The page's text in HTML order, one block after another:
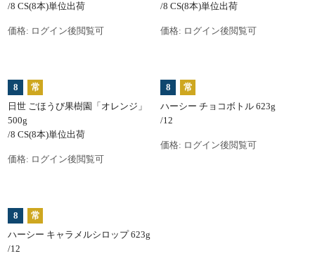
/8 CS(8本)単位出荷
価格: ログイン後閲覧可
/8 CS(8本)単位出荷
価格: ログイン後閲覧可
8
常
日世 ごほうび果樹園「オレンジ」
500g
/8 CS(8本)単位出荷
価格: ログイン後閲覧可
8
常
ハーシー チョコボトル 623g
/12
価格: ログイン後閲覧可
8
常
ハーシー キャラメルシロップ 623g
/12